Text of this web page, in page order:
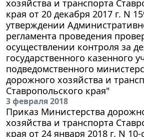
хозяйства и транспорта
края от 20 декабря 2017 г. N
утверждении
регламента проведения
осуществлении контроля за
государственного казенного
подведомственного
дорожного хозяйства и
Ставропольского края"
3 февраля 2018
Приказ Министерства
хозяйства и транспорта
края от 24 января 2018 г. N